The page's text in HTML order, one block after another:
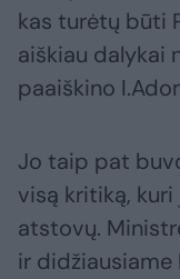
kas turėtų būti
aiškiau dalykai
paaiškino
Jo taip pat
visą kritiką,
atstovų.
ir didžiausiame